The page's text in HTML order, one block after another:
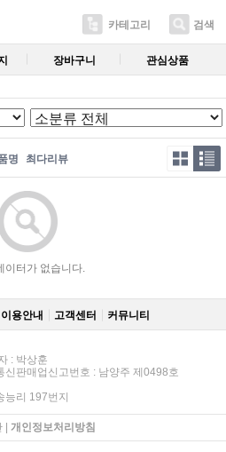
카테고리 검색
장바구니 관심상품
명 최다리뷰
이터가 없습니다.
이용안내 고객센터 커뮤니티
: 박상훈
판매업신고번호 : 남양주 제0498호
능리 197번지
| 개인정보처리방침